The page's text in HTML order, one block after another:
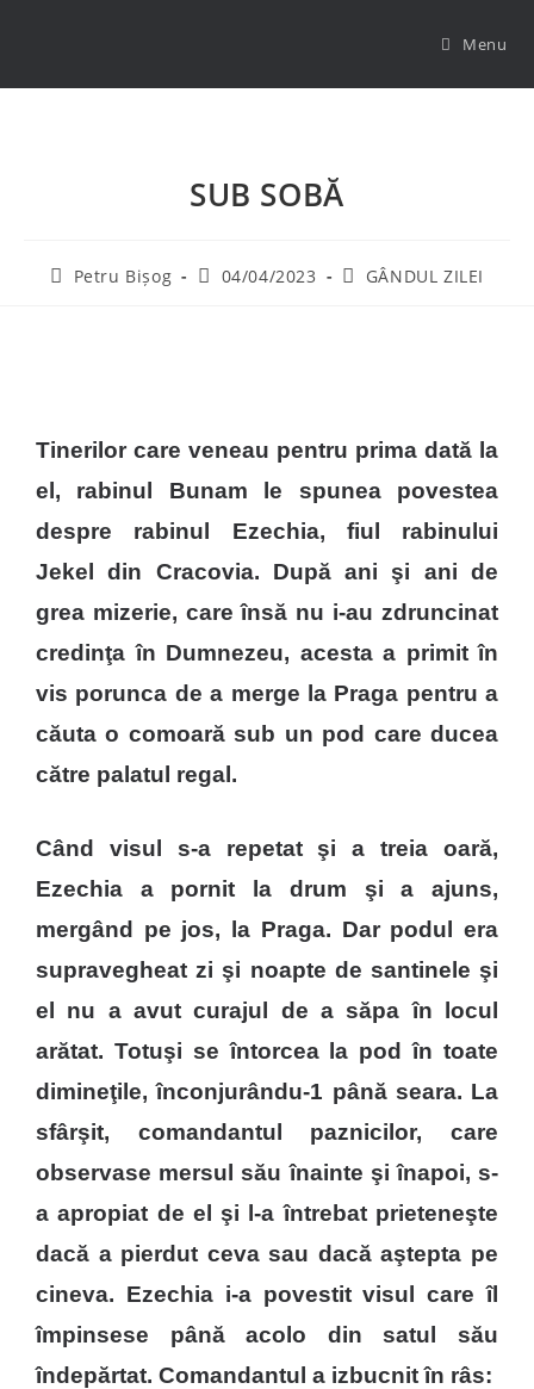
Menu
SUB SOBĂ
Petru Bișog 04/04/2023 GÂNDUL ZILEI
Tinerilor care veneau pentru prima dată la
el, rabinul Bunam le spunea povestea
despre rabinul Ezechia, fiul rabinului
Jekel din Cracovia. După ani şi ani de
grea mizerie, care însă nu i-au zdruncinat
credinţa în Dumnezeu, acesta a primit în
vis porunca de a merge la Praga pentru a
căuta o comoară sub un pod care ducea
către palatul regal.
Când visul s-a repetat şi a treia oară,
Ezechia a pornit la drum şi a ajuns,
mergând pe jos, la Praga. Dar podul era
supravegheat zi şi noapte de santinele şi
el nu a avut curajul de a săpa în locul
arătat. Totuşi se întorcea la pod în toate
dimineţile, înconjurându-1 până seara. La
sfârşit, comandantul paznicilor, care
observase mersul său înainte şi înapoi, s-
a apropiat de el şi l-a întrebat prieteneşte
dacă a pierdut ceva sau dacă aştepta pe
cineva. Ezechia i-a povestit visul care îl
împinsese până acolo din satul său
îndepărtat. Comandantul a izbucnit în râs: